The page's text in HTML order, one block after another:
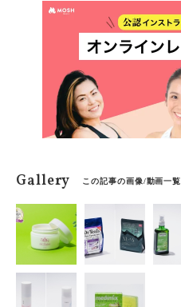
Gallery この記事の画像/動画一覧